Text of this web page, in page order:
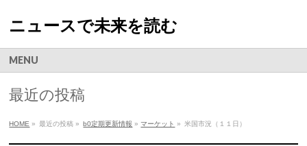
ニュースで未来を読む
MENU
最近の投稿
HOME » 最近の投稿 » b0定期更新情報 »マーケット » 米国市況（１１日）